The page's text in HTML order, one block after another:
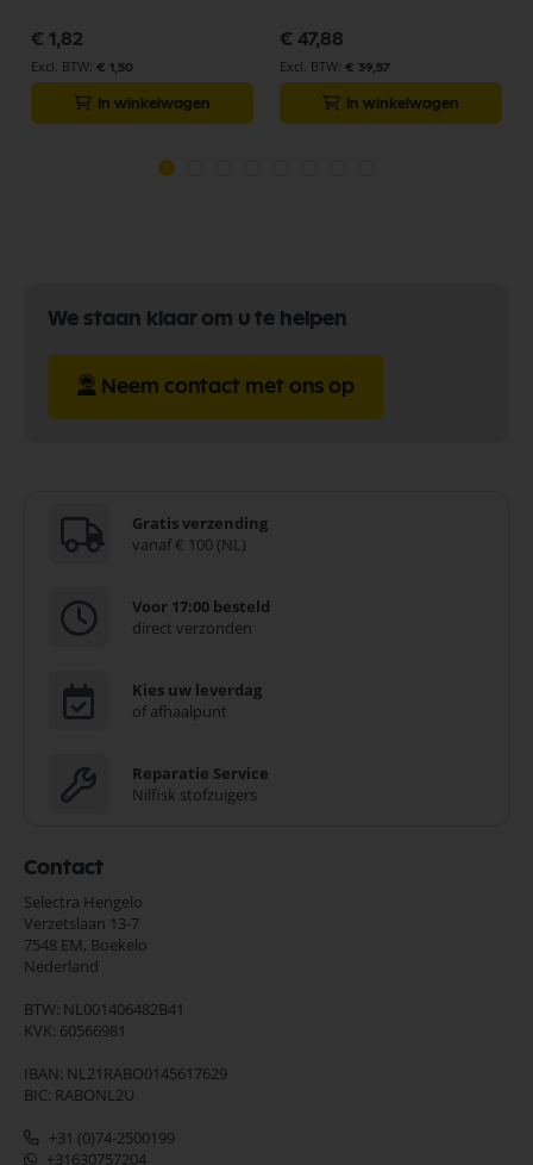
€ 1,82
€ 1,50
In winkelwagen
€ 47,88
€ 39,57
In winkelwagen
We staan klaar om u te helpen
Neem contact met ons op
Gratis verzending
vanaf € 100 (NL)
Voor 17:00 besteld
direct verzonden
Kies uw leverdag
of afhaalpunt
Reparatie Service
Nilfisk stofzuigers
Contact
Selectra Hengelo
Verzetslaan 13-7
7548 EM, Boekelo
Nederland
BTW: NL001406482B41
KVK: 60566981
IBAN: NL21RABO0145617629
BIC: RABONL2U
+31 (0)74-2500199
+31630757204